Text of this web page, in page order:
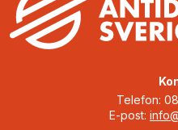
Telefon:
E-post: